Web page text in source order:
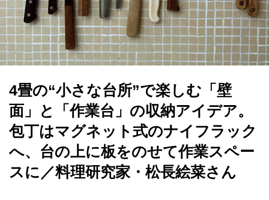
4畳の“小さな台所”で楽しむ「壁
面」と「作業台」の収納アイデア。
包丁はマグネット式のナイフラック
へ、台の上に板をのせて作業スペー
スに／料理研究家・松長絵菜さん